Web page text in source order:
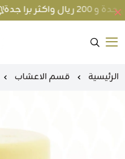
الرئيسية قسم الاعشاب